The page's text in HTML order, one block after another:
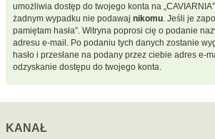
umożliwia dostęp do twojego konta na
żadnym wypadku nie podawaj nikomu. Jeśli je
pamiętam hasła”. Witryna poprosi cię o podanie
adresu e-mail. Po podaniu tych danych zostanie
hasło i przesłane na podany przez ciebie adres e-
odzyskanie dostępu do twojego konta.
KANAŁ